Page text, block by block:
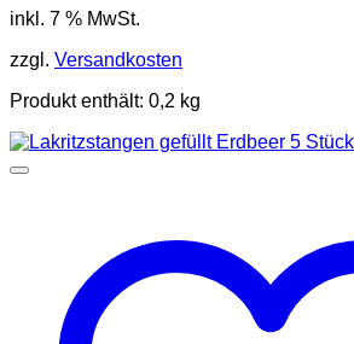
inkl. 7 % MwSt.
zzgl. Versandkosten
Produkt enthält: 0,2 kg